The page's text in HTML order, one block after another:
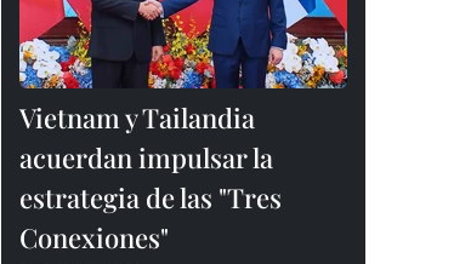
Vietnam y Tailandia
acuerdan impulsar la
estrategia de las "Tres
Conexiones"